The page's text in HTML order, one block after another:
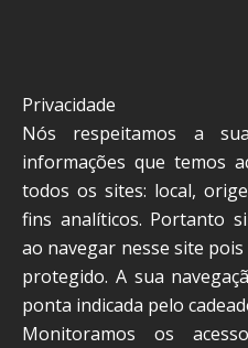
Privacidade
Nós respeitamos a
informações que temos
todos os sites: local,
fins analíticos. Portanto
ao navegar nesse site
protegido. A sua
ponta indicada pelo
Monitoramos os